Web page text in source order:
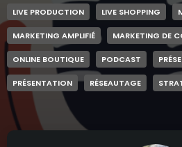
LIVE PRODUCTION LIVE SHOPPING
MARKETING AMPLIFIÉ MARKETING DE
ONLINE BOUTIQUE PODCAST
PRÉSENTATION RÉSEAUTAGE